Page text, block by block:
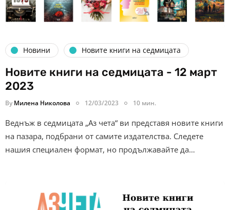
Новини Новите книги на седмицата
Новите книги на седмицата - 12 март
2023
By Милена Николова 12/03/2023 10 мин.
Веднъж в седмицата „Аз чета“ ви представя новите книги
на пазара, подбрани от самите издателства. Следете
нашия специален формат, но продължавайте да…